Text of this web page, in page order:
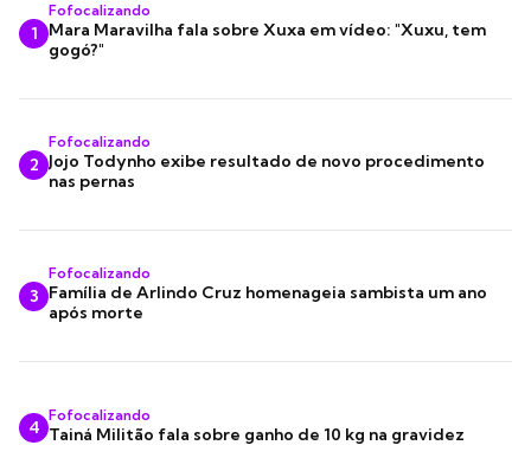
1
Fofocalizando
Mara Maravilha fala sobre Xuxa em vídeo: "Xuxu, tem
gogó?"
2
Fofocalizando
Jojo Todynho exibe resultado de novo procedimento
nas pernas
3
Fofocalizando
Família de Arlindo Cruz homenageia sambista um ano
após morte
4
Fofocalizando
Tainá Militão fala sobre ganho de 10 kg na gravidez